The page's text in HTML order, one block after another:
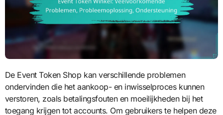
De Event Token Shop kan verschillende problemen
ondervinden die het aankoop- en inwisselproces kunnen
verstoren, zoals betalingsfouten en moeilijkheden bij het
toegang krijgen tot accounts. Om gebruikers te helpen deze